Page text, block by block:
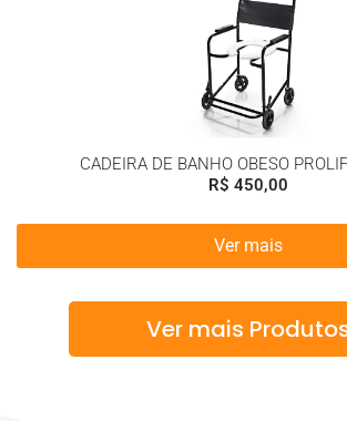
CADEIRA DE BANHO OBESO
R$ 450,00
Ver mais
Ver mais